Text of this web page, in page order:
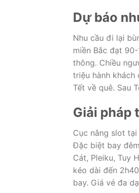
Dự báo
Nhu cầu đi lại
miền Bắc đạt
thông. Chiều
triệu hành khách
Tết về quê. Sau
Giải pháp
Cục nâng slot
Đặc biệt bay
Cát, Pleiku, Tuy
kéo dài đến
bay. Giá vé đa